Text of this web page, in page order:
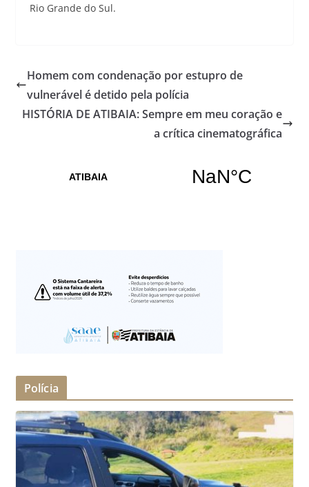
Rio Grande do Sul.
Homem com condenação por estupro de
vulnerável é detido pela polícia
HISTÓRIA DE ATIBAIA: Sempre em meu coração e
a crítica cinematográfica
Polícia